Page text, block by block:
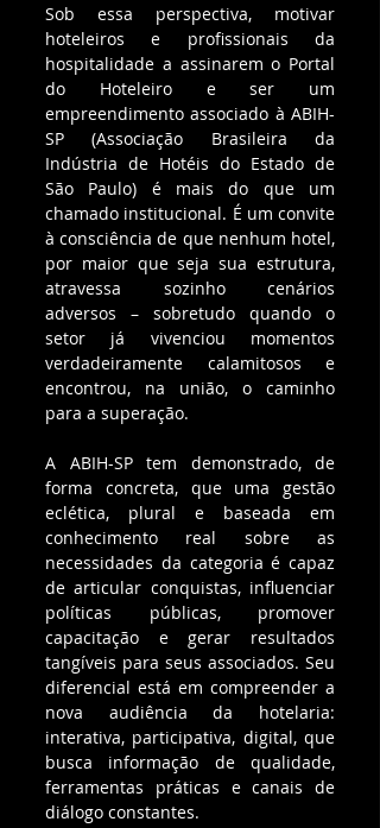
Sob essa perspectiva, motivar
hoteleiros e profissionais da
hospitalidade a assinarem o Portal
do Hoteleiro e ser um
empreendimento associado à ABIH-
SP (Associação Brasileira da
Indústria de Hotéis do Estado de
São Paulo) é mais do que um
chamado institucional. É um convite
à consciência de que nenhum hotel,
por maior que seja sua estrutura,
atravessa sozinho cenários
adversos – sobretudo quando o
setor já vivenciou momentos
verdadeiramente calamitosos e
encontrou, na união, o caminho
para a superação.
A ABIH-SP tem demonstrado, de
forma concreta, que uma gestão
eclética, plural e baseada em
conhecimento real sobre as
necessidades da categoria é capaz
de articular conquistas, influenciar
políticas públicas, promover
capacitação e gerar resultados
tangíveis para seus associados. Seu
diferencial está em compreender a
nova audiência da hotelaria:
interativa, participativa, digital, que
busca informação de qualidade,
ferramentas práticas e canais de
diálogo constantes.